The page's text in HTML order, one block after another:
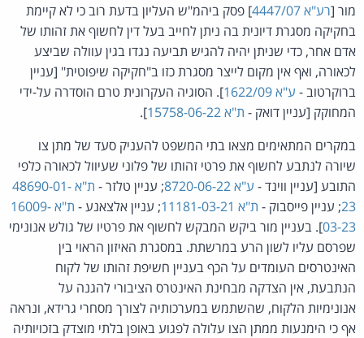
מור [רע"א 4447/07
] פסק ביהמ"ש העליון בדעת רוב כי לא קיימת
בחקיקה מסגרת דיונית בה ניתן לחייב בעל דין לחשוף את זהותו של
אדם אחר, כדי שניתן יהיה להגיש תביעה נגדו בגין עוולה שביצע
לכאורה, ואף אין מקום לייצר מסגרת כזו ב"חקיקה שיפוטית" [עניין
ברוקרטוב - ע"א 1622/09
]. הסוגיה העקרונית טרם הוסדרה על-ידי
המחוקק [עניין דואק - ת"א 15758-06-22
].
במקרים המתאימים מצאו בתי המשפט להעניק סעד של מתן צו
שיורה לנתבע לחשוף את פרטי זהותו של פלוני שעיוול לכאורה כלפי
התובע [עניין ווינד - ע"א 8720-06-22 ; עניין טלזר -
ת"א 48690-01-
23; עניין פייסבוק - ת"א 11181-03-21 ; עניין אלצאנע -
ת"א 16009-
03-23]. בעניין מור ביקש המבקש לחשוף את פרטיו של גולש אנונימי
שפרסם עליו לשון הרע במרשתת. במסגרת האיזון הראוי בין
האינטרסים העומדים על הכף בעניין חשיפת זהותו של לקוח
הנתבעת, אין הצדקה מבחינת האינטרס הציבורי להגנה על
אנונימיות הלקוח, שהשתמש במערכותיה לצורך מסחרי גרידא, ונראה
אף כי הימנעות ממתן הצו עלולה לפגוע באופן בלתי מוצדק בזכויותיה